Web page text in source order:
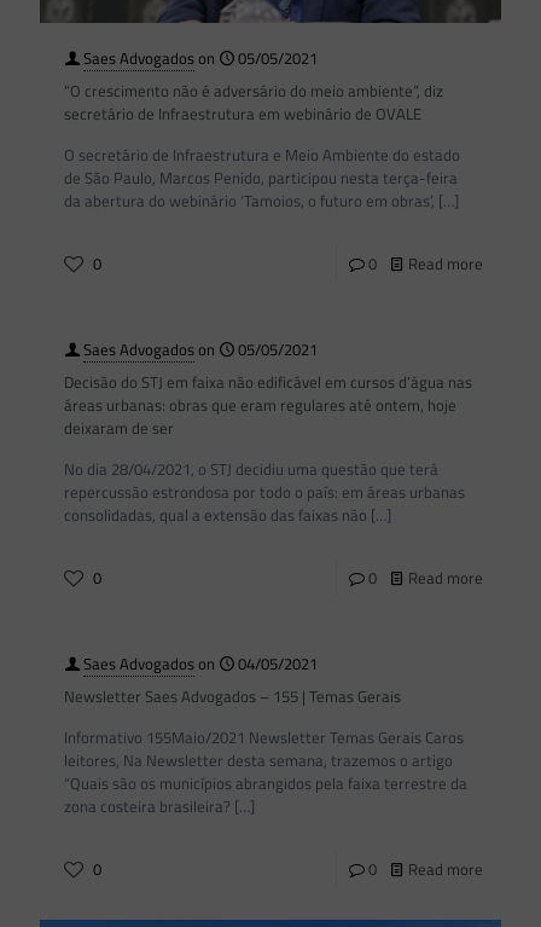
Saes Advogadoson
05/05/2021
“O crescimento não é adversário do meio ambiente”, diz
secretário de Infraestrutura em webinário de OVALE
O secretário de Infraestrutura e Meio Ambiente do estado
de São Paulo, Marcos Penido, participou nesta terça-feira
da abertura do webinário ‘Tamoios, o futuro em obras’, […]
0 0 Read more
Saes Advogadoson
05/05/2021
Decisão do STJ em faixa não edificável em cursos d’água nas
áreas urbanas: obras que eram regulares até ontem, hoje
deixaram de ser
No dia 28/04/2021, o STJ decidiu uma questão que terá
repercussão estrondosa por todo o país: em áreas urbanas
consolidadas, qual a extensão das faixas não […]
0 0 Read more
Saes Advogadoson
04/05/2021
Newsletter Saes Advogados – 155 | Temas Gerais
Informativo 155Maio/2021 Newsletter Temas Gerais Caros
leitores, Na Newsletter desta semana, trazemos o artigo
“Quais são os municípios abrangidos pela faixa terrestre da
zona costeira brasileira? […]
0 0 Read more